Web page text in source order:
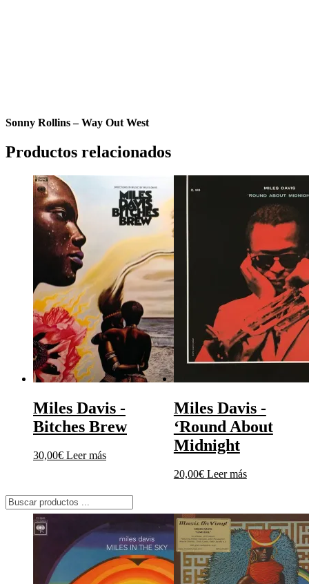
Sonny Rollins – Way Out West
Productos relacionados
Miles Davis ‎-
Bitches Brew
30,00€ Leer más
Miles Davis ‎-
‘Round About
Midnight
20,00€ Leer más
Búsqueda
de
productos